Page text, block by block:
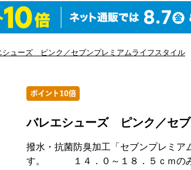
シューズ ピンク／セブンプレミアムライフスタイル
バレエシューズ ピンク／セ
撥水・抗菌防臭加工「セブンプレミア
す。 １４．０～１８．５ｃｍのみ